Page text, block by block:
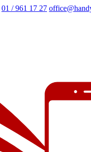
01 / 961 17 27